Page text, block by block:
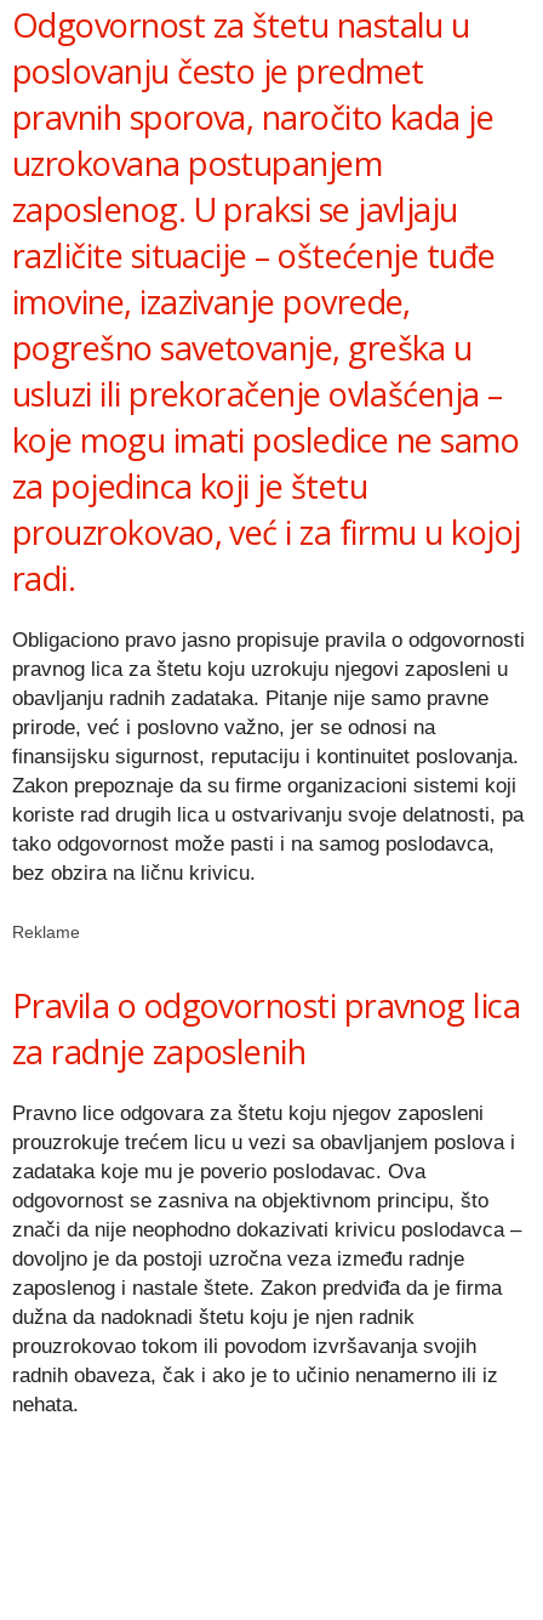
Odgovornost za štetu nastalu u
poslovanju često je predmet
pravnih sporova, naročito kada je
uzrokovana postupanjem
zaposlenog. U praksi se javljaju
različite situacije – oštećenje tuđe
imovine, izazivanje povrede,
pogrešno savetovanje, greška u
usluzi ili prekoračenje ovlašćenja –
koje mogu imati posledice ne samo
za pojedinca koji je štetu
prouzrokovao, već i za firmu u kojoj
radi.
Obligaciono pravo jasno propisuje pravila o odgovornosti
pravnog lica za štetu koju uzrokuju njegovi zaposleni u
obavljanju radnih zadataka. Pitanje nije samo pravne
prirode, već i poslovno važno, jer se odnosi na
finansijsku sigurnost, reputaciju i kontinuitet poslovanja.
Zakon prepoznaje da su firme organizacioni sistemi koji
koriste rad drugih lica u ostvarivanju svoje delatnosti, pa
tako odgovornost može pasti i na samog poslodavca,
bez obzira na ličnu krivicu.
Reklame
Pravila o odgovornosti pravnog lica
za radnje zaposlenih
Pravno lice odgovara za štetu koju njegov zaposleni
prouzrokuje trećem licu u vezi sa obavljanjem poslova i
zadataka koje mu je poverio poslodavac. Ova
odgovornost se zasniva na objektivnom principu, što
znači da nije neophodno dokazivati krivicu poslodavca –
dovoljno je da postoji uzročna veza između radnje
zaposlenog i nastale štete. Zakon predviđa da je firma
dužna da nadoknadi štetu koju je njen radnik
prouzrokovao tokom ili povodom izvršavanja svojih
radnih obaveza, čak i ako je to učinio nenamerno ili iz
nehata.